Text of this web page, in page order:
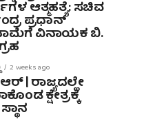
ಆತ್ಮಹತ್ಯೆ: ಸಚಿವ
ಪ್ರಧಾನ್‌
ವಿನಾಯಕ ಬಿ.
2 weeks ago
| ರಾಜ್ಯದಲ್ಲೇ
ಕ್ಷೇತ್ರಕ್ಕೆ